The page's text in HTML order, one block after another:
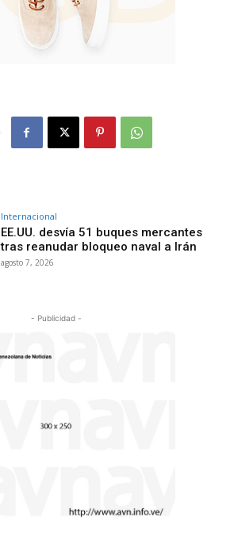
Internacional
EE.UU. desvía 51 buques mercantes
tras reanudar bloqueo naval a Irán
agosto 7, 2026
- Publicidad -